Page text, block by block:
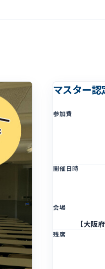
マスター
参加費
開催日時
会場
【大阪
残席